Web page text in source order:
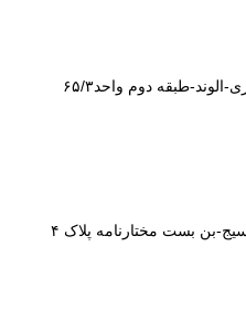
الوند-طبقه دوم واحد۶ ۵/۳
بن بست مختارنامه پلاک ۴